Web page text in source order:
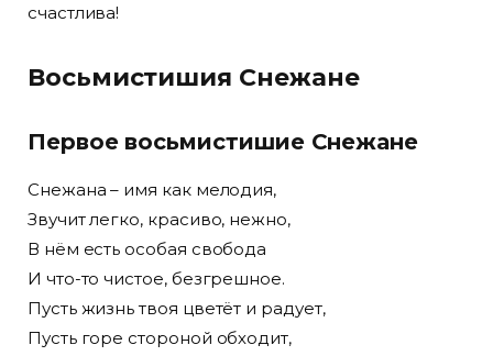
счастлива!
Восьмистишия Снежане
Первое восьмистишие Снежане
Снежана – имя как мелодия,
Звучит легко, красиво, нежно,
В нём есть особая свобода
И что-то чистое, безгрешное.
Пусть жизнь твоя цветёт и радует,
Пусть горе стороной обходит,